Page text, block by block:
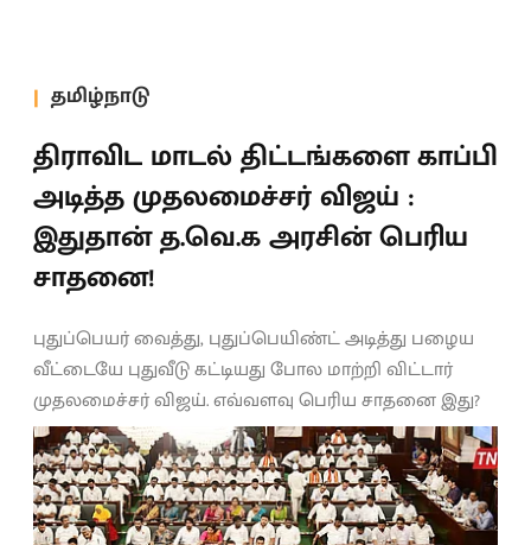
தமிழ்நாடு
திராவிட மாடல் திட்டங்களை காப்பி
அடித்த முதலமைச்சர் விஜய் :
இதுதான் த.வெ.க அரசின் பெரிய
சாதனை!
புதுப்பெயர் வைத்து, புதுப்பெயிண்ட் அடித்து பழைய
வீட்டையே புதுவீடு கட்டியது போல மாற்றி விட்டார்
முதலமைச்சர் விஜய். எவ்வளவு பெரிய சாதனை இது?